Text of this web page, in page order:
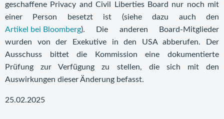
geschaffene Privacy and Civil Liberties Board nur noch mit
einer Person besetzt ist (siehe dazu auch den
Artikel bei Bloomberg). Die anderen Board-Mitglieder
wurden von der Exekutive in den USA abberufen. Der
Ausschuss bittet die Kommission eine dokumentierte
Prüfung zur Verfügung zu stellen, die sich mit den
Auswirkungen dieser Änderung befasst.
25.02.2025